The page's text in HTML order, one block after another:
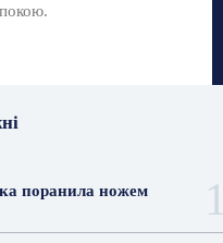
поранила ножем